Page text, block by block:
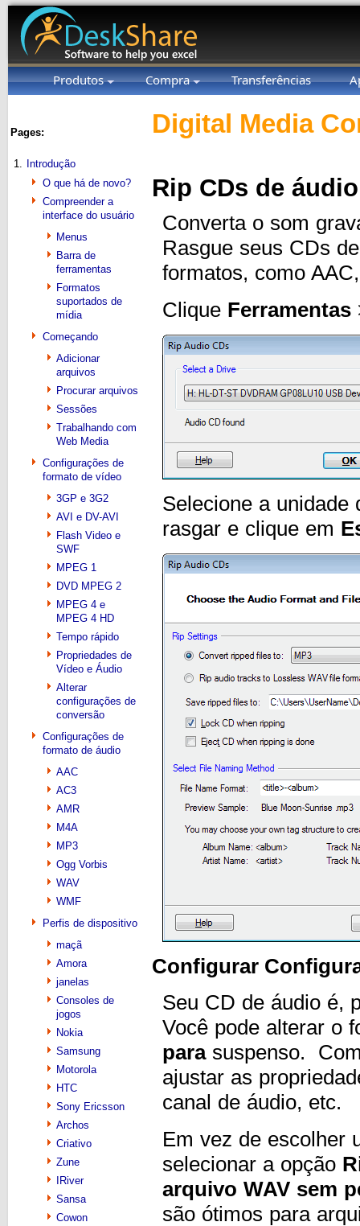
Produtos Compra Transferências
Pages:
1.
Introdução
O que há de novo?
Compreender a
interface do usuário
Menus
Barra de
ferramentas
Formatos
suportados de
mídia
Começando
Adicionar
arquivos
Procurar arquivos
Sessões
Trabalhando com
Web Media
Configurações de
formato de vídeo
3GP e 3G2
AVI e DV-AVI
Flash Video e
SWF
MPEG 1
DVD MPEG 2
MPEG 4 e
MPEG 4 HD
Tempo rápido
Propriedades de
Vídeo e Áudio
Alterar
configurações de
conversão
Configurações de
formato de áudio
AAC
AC3
AMR
M4A
MP3
Ogg Vorbis
WAV
WMF
Perfis de dispositivo
maçã
Amora
janelas
Consoles de
jogos
Nokia
Samsung
Motorola
HTC
Sony Ericsson
Archos
Criativo
Zune
IRiver
Sansa
Cowon
Digital Media
Rip CDs de áudio
Converta o som
Rasgue seus CDs
formatos, como
Clique Ferramentas
Selecione a unidade
rasgar e clique em
Configurar
Seu CD de áudio é,
Você pode alterar o
parasuspenso.
ajustar as
canal de áudio, etc.
Em vez de escolher
selecionar a opção
arquivo WAV sem
são ótimos para